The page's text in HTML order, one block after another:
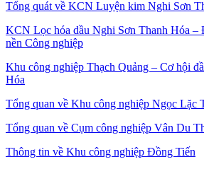
Tổng quát về KCN Luyện kim Nghi Sơn
KCN Lọc hóa dầu Nghi Sơn Thanh Hóa –
nền Công nghiệp
Khu công nghiệp Thạch Quảng – Cơ hội
Hóa
Tổng quan về Khu công nghiệp Ngọc Lặc
Tổng quan về Cụm công nghiệp Vân Du
Thông tin về Khu công nghiệp Đồng Tiến